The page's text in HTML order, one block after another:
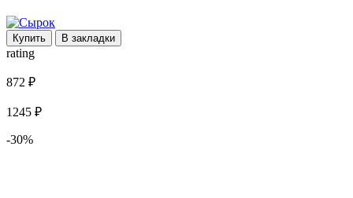
Купить В закладки
rating
872 ₽
1245 ₽
-30%